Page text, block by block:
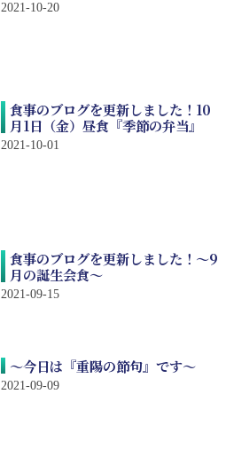
2021-10-20
食事のブログを更新しました！10
月1日（金）昼食『季節の弁当』
2021-10-01
食事のブログを更新しました！～9
月の誕生会食～
2021-09-15
～今日は『重陽の節句』です～
2021-09-09